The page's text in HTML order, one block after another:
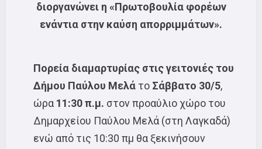
διοργανώνει η «Πρωτοβουλία φορέων
ενάντια στην καύση απορριμμάτων».
Πορεία διαμαρτυρίας στις γειτονιές του
Δήμου Παύλου Μελά το Σάββατο 30/5,
ώρα 11:30 π.μ. στον προαύλιο χώρο του
Δημαρχείου Παύλου Μελά (στη Λαγκαδά)
ενώ από τις 10:30 πμ θα ξεκινήσουν